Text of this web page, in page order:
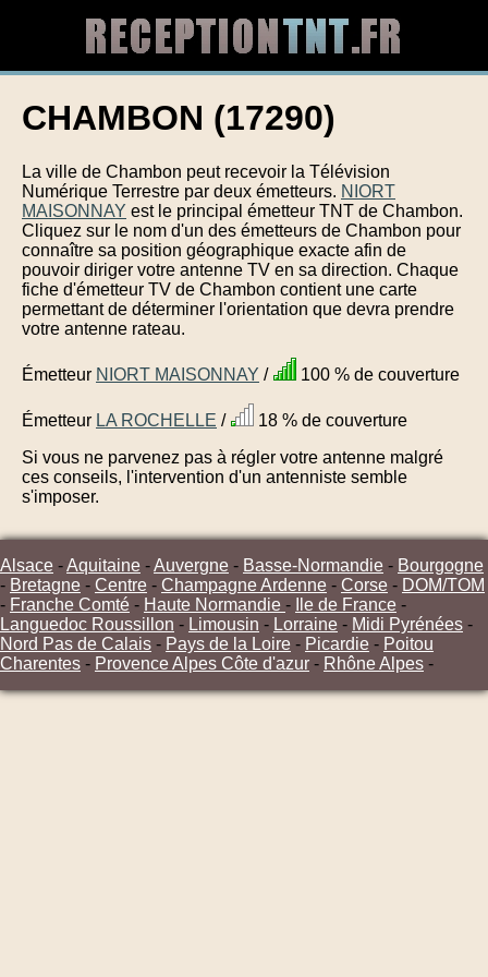
CHAMBON (17290)
La ville de Chambon peut recevoir la Télévision
Numérique Terrestre par deux émetteurs. NIORT
MAISONNAY est le principal émetteur TNT de Chambon.
Cliquez sur le nom d'un des émetteurs de Chambon pour
connaître sa position géographique exacte afin de
pouvoir diriger votre antenne TV en sa direction. Chaque
fiche d'émetteur TV de Chambon contient une carte
permettant de déterminer l'orientation que devra prendre
votre antenne rateau.
Émetteur NIORT MAISONNAY / 100 % de couverture
Émetteur LA ROCHELLE /
18 % de couverture
Si vous ne parvenez pas à régler votre antenne malgré
ces conseils, l'intervention d'un antenniste semble
s'imposer.
Alsace -Aquitaine -Auvergne - Basse-Normandie - Bourgogne
- Bretagne - Centre - Champagne Ardenne - Corse - DOM/TOM
- Franche Comté - Haute Normandie - Ile de France -
Languedoc Roussillon - Limousin - Lorraine - Midi Pyrénées -
Nord Pas de Calais - Pays de la Loire - Picardie - Poitou
Charentes - Provence Alpes Côte d'azur - Rhône Alpes -